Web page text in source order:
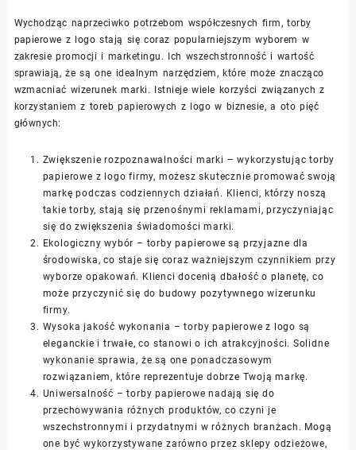
Wychodząc naprzeciwko potrzebom współczesnych firm, torby
papierowe z logo stają się coraz popularniejszym wyborem w
zakresie promocji i marketingu. Ich wszechstronność i wartość
sprawiają, że są one idealnym narzędziem, które może znacząco
wzmacniać wizerunek marki. Istnieje wiele korzyści związanych z
korzystaniem z toreb papierowych z logo w biznesie, a oto pięć
głównych:
Zwiększenie rozpoznawalności marki – wykorzystując torby
papierowe z logo firmy, możesz skutecznie promować swoją
markę podczas codziennych działań. Klienci, którzy noszą
takie torby, stają się przenośnymi reklamami, przyczyniając
się do zwiększenia świadomości marki.
Ekologiczny wybór – torby papierowe są przyjazne dla
środowiska, co staje się coraz ważniejszym czynnikiem przy
wyborze opakowań. Klienci docenią dbałość o planetę, co
może przyczynić się do budowy pozytywnego wizerunku
firmy.
Wysoka jakość wykonania – torby papierowe z logo są
eleganckie i trwałe, co stanowi o ich atrakcyjności. Solidne
wykonanie sprawia, że są one ponadczasowym
rozwiązaniem, które reprezentuje dobrze Twoją markę.
Uniwersalność – torby papierowe nadają się do
przechowywania różnych produktów, co czyni je
wszechstronnymi i przydatnymi w różnych branżach. Mogą
one być wykorzystywane zarówno przez sklepy odzieżowe,